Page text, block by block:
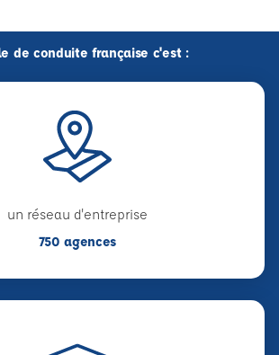
de conduite française c'est :
un réseau d'entreprise
750 agences